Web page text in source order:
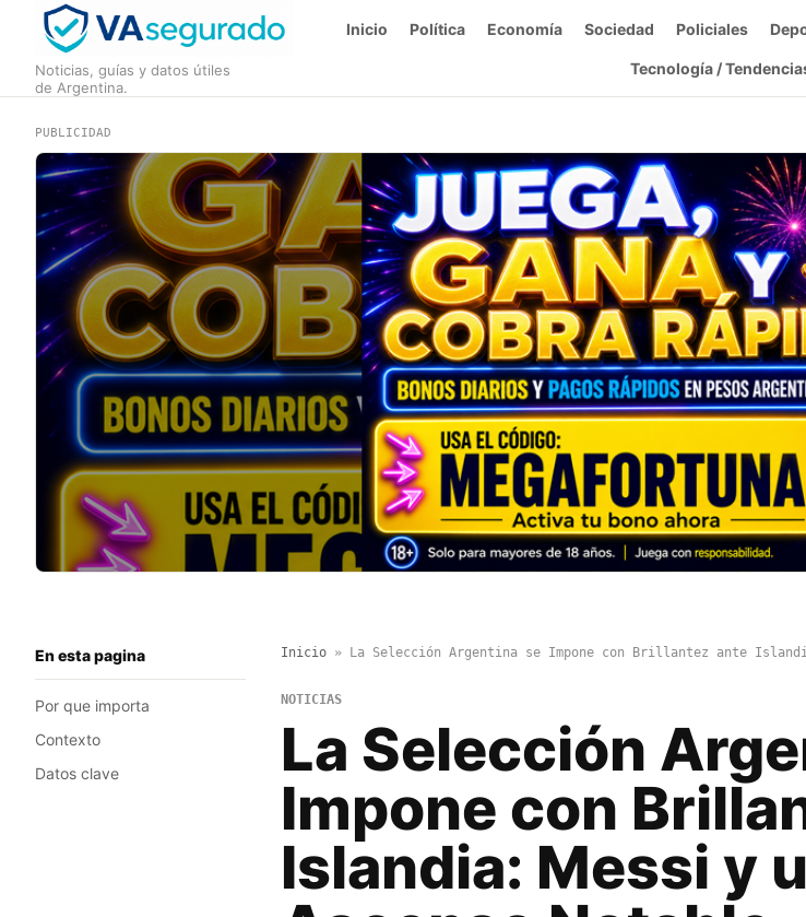
Noticias, guías y datos útiles
de Argentina.
Inicio Política Economía Sociedad Policiales
Tecnología /
PUBLICIDAD
En esta pagina
Por que importa
Contexto
Datos clave
Inicio» La Selección Argentina se Impone con Brillantez ante
NOTICIAS
La Selección
Impone con
Islandia: Messi y